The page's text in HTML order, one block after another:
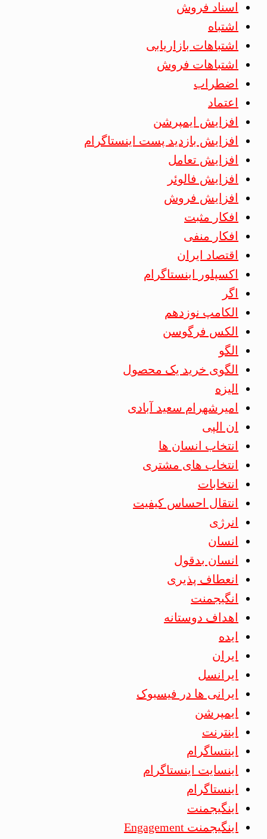
اسناد فروش
اشتباه
اشتباهات بازاریابی
اشتباهات فروش
اضطراب
اعتماد
افزایش ایمپرشن
افزایش بازدید پست اینستاگرام
افزایش تعامل
افزایش فالوئر
افزایش فروش
افکار مثبت
افکار منفی
اقتصاد ایران
اکسپلور اینستاگرام
اگر
الکامپ نوزدهم
الکس فرگوسن
الگو
الگوی خرید یک محصول
الیزه
امیرشهرام سعید آبادی
ان الپی
انتخاب انسان ها
انتخاب های مشتری
انتخابات
انتقال احساس کیفیت
انرژی
انسان
انسان بدقول
انعطاف پذیری
انگیجمنت
اهداف دوستانه
ایده
ایران
ایرانسل
ایرانی ها در فیسبوک
ایمپرشن
اینترنت
اینتساگرام
اینسایت اینستاگرام
اینستاگرام
اینگیجمنت
اینگیجمنت Engagement